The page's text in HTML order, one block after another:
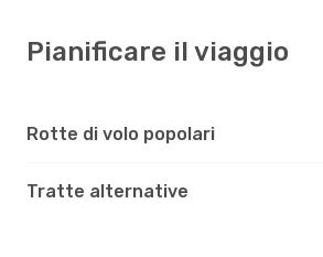
Pianificare il viaggio
Rotte di volo popolari
Tratte alternative